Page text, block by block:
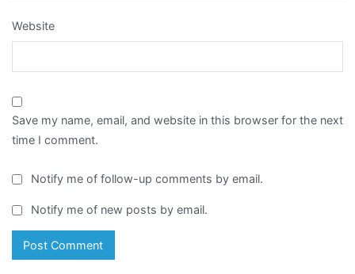
Website
Save my name, email, and website in this browser for the next
time I comment.
Notify me of follow-up comments by email.
Notify me of new posts by email.